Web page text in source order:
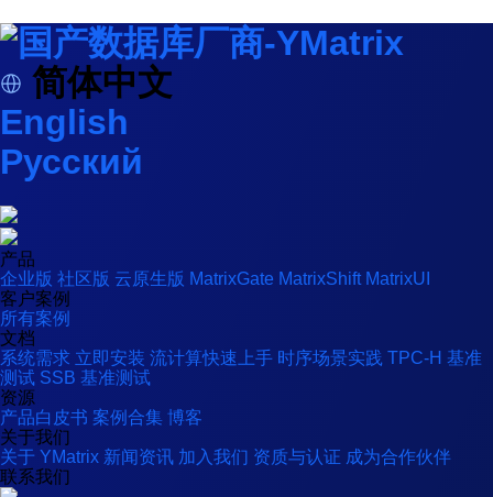
简体中文
English
Русский
产品
企业版 社区版 云原生版 MatrixGate MatrixShift MatrixUI
客户案例
所有案例
文档
系统需求 立即安装 流计算快速上手 时序场景实践 TPC-H 基准
测试 SSB 基准测试
资源
产品白皮书 案例合集 博客
关于我们
关于 YMatrix 新闻资讯 加入我们 资质与认证 成为合作伙伴
联系我们